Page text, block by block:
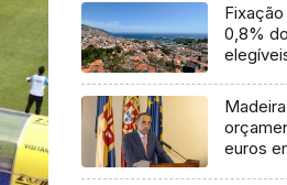
0,8%
euros